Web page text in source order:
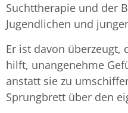
Suchttherapie und der
Jugendlichen und
Er ist davon überzeugt,
hilft, unangenehme
anstatt sie zu
Sprungbrett über den